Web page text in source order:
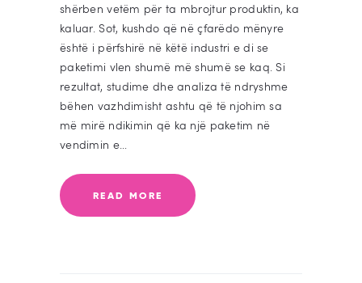
shërben vetëm për ta mbrojtur produktin, ka
kaluar. Sot, kushdo që në çfarëdo mënyre
është i përfshirë në këtë industri e di se
paketimi vlen shumë më shumë se kaq. Si
rezultat, studime dhe analiza të ndryshme
bëhen vazhdimisht ashtu që të njohim sa
më mirë ndikimin që ka një paketim në
vendimin e…
READ MORE